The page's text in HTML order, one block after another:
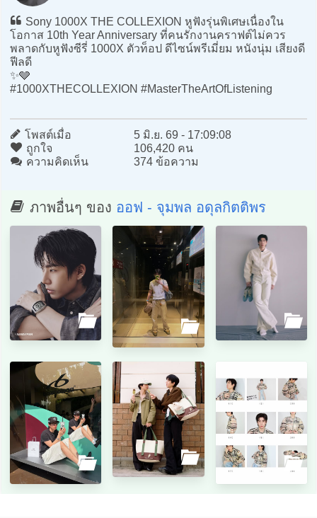
Sony 1000X THE COLLEXION หูฟังรุ่นพิเศษเนื่องใน
โอกาส 10th Year Anniversary ที่คนรักงานคราฟต์ไม่ควร
พลาดกับหูฟังซีรี่ 1000X ตัวท็อป ดีไซน์พรีเมี่ยม หนังนุ่ม เสียงดี
ฟีลดี
✨🩶
#1000XTHECOLLEXION #MasterTheArtOfListening
โพสต์เมื่อ
5 มิ.ย. 69 - 17:09:08
ถูกใจ
106,420 คน
ความคิดเห็น
374 ข้อความ
ภาพอื่นๆ ของ ออฟ - จุมพล อดุลกิตติพร